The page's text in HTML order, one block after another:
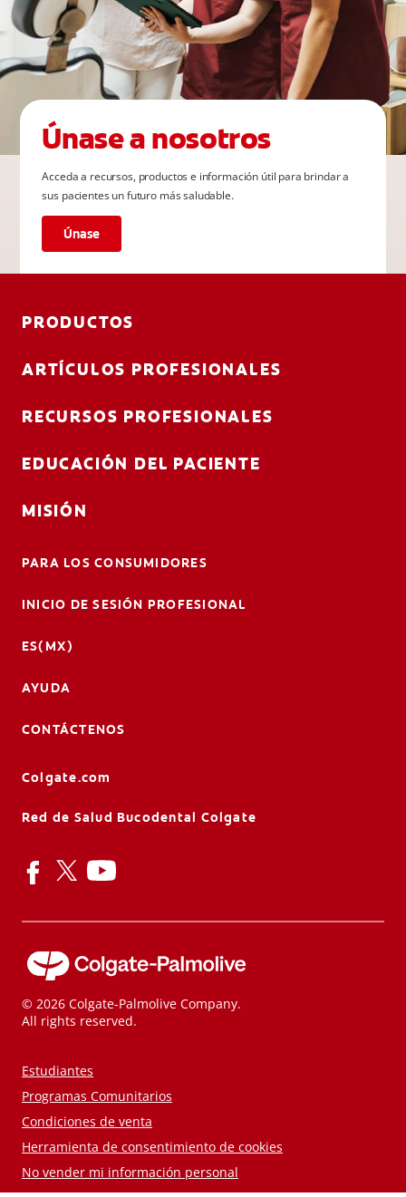
Únase a nosotros
Acceda a recursos, productos e información útil para brindar a
sus pacientes un futuro más saludable.
Únase
PRODUCTOS
ARTÍCULOS PROFESIONALES
RECURSOS PROFESIONALES
EDUCACIÓN DEL PACIENTE
MISIÓN
PARA LOS CONSUMIDORES
INICIO DE SESIÓN PROFESIONAL
ES(MX)
AYUDA
CONTÁCTENOS
Colgate.com
Red de Salud Bucodental Colgate
© 2026 Colgate-Palmolive Company.
All rights reserved.
Estudiantes
Programas Comunitarios
Condiciones de venta
Herramienta de consentimiento de cookies
No vender mi información personal